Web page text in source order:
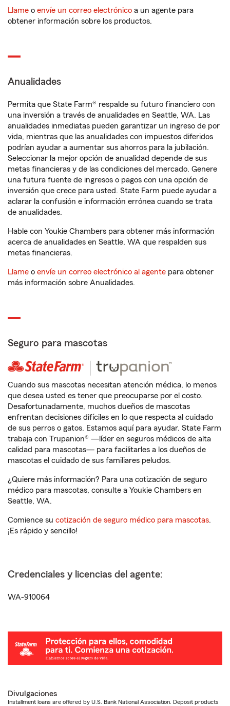
Llame o envíe un correo electrónico a un agente para
obtener información sobre los productos.
Anualidades
Permita que State Farm® respalde su futuro financiero con
una inversión a través de anualidades en Seattle, WA. Las
anualidades inmediatas pueden garantizar un ingreso de por
vida, mientras que las anualidades con impuestos diferidos
podrían ayudar a aumentar sus ahorros para la jubilación.
Seleccionar la mejor opción de anualidad depende de sus
metas financieras y de las condiciones del mercado. Genere
una futura fuente de ingresos o pagos con una opción de
inversión que crece para usted. State Farm puede ayudar a
aclarar la confusión e información errónea cuando se trata
de anualidades.
Hable con Youkie Chambers para obtener más información
acerca de anualidades en Seattle, WA que respalden sus
metas financieras.
Llame o envíe un correo electrónico al agente para obtener
más información sobre Anualidades.
Seguro para mascotas
Cuando sus mascotas necesitan atención médica, lo menos
que desea usted es tener que preocuparse por el costo.
Desafortunadamente, muchos dueños de mascotas
enfrentan decisiones difíciles en lo que respecta al cuidado
de sus perros o gatos. Estamos aquí para ayudar. State Farm
trabaja con Trupanion® —líder en seguros médicos de alta
calidad para mascotas— para facilitarles a los dueños de
mascotas el cuidado de sus familiares peludos.
¿Quiere más información? Para una cotización de seguro
médico para mascotas, consulte a Youkie Chambers en
Seattle, WA.
Comience su cotización de seguro médico para mascotas.
¡Es rápido y sencillo!
Credenciales y licencias del agente:
WA-910064
Divulgaciones
Installment loans are offered by U.S. Bank National Association. Deposit products